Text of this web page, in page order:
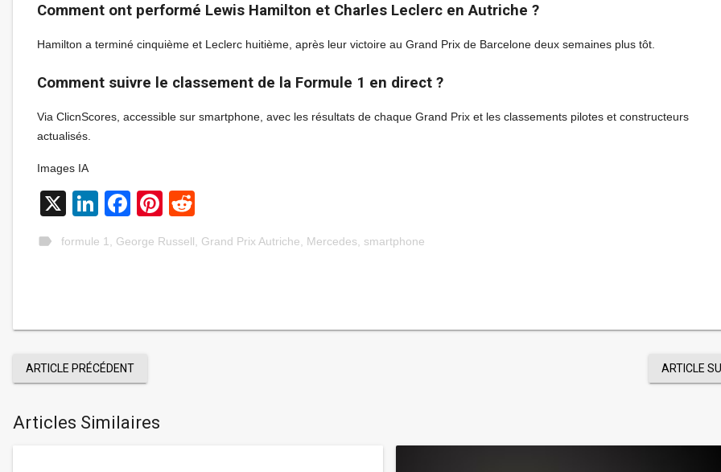
Comment ont performé Lewis Hamilton et Charles Leclerc en Autriche ?
Hamilton a terminé cinquième et Leclerc huitième, après leur victoire au Grand Prix de Barcelone deux semaines plus tôt.
Comment suivre le classement de la Formule 1 en direct ?
Via ClicnScores, accessible sur smartphone, avec les résultats de chaque Grand Prix et les classements pilotes et constructeurs
actualisés.
Images IA
X LinkedIn
Facebook
Pinterest
label formule 1 George Russell Grand Prix Autriche Mercedes smartphone
ARTICLE PRÉCÉDENT ARTICLE
Articles Similaires